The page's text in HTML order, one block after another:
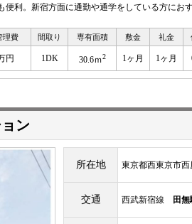
利。新宿方面に通勤や通学をしている方におす
理費 間取り 専有面積 敷金 礼金
円 1DK 30.6ｍ2 1ヶ月 1ヶ月
ン
所在地 東京都西東京市西
交通 西武新宿線 田無